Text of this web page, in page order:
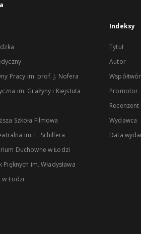
Pracy im. prof. J. Nofera
im. Grażyny i Kiejstuta
Szkoła Filmowa
im. L. Schillera
Duchowne w Łodzi
im. Władysława
w Łodzi
Indeksy
Tytuł
Autor
Promotor
Recenzent
Wydawca
Data